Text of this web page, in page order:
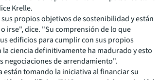
Krelle.
propios objetivos de sostenibilidad y están
irse", dice. "Su comprensión de lo que
edificios para cumplir con sus propios
ciencia definitivamente ha madurado y esto
negociaciones de arrendamiento".
están tomando la iniciativa al financiar su